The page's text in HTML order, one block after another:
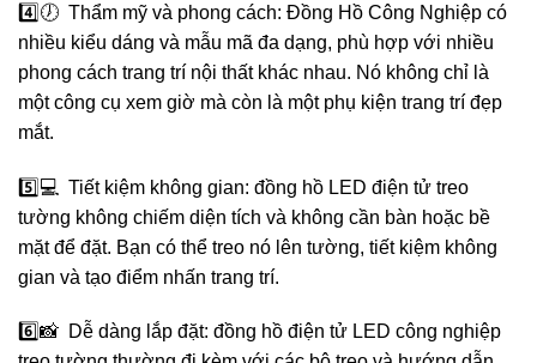
4️⃣🕖 Thẩm mỹ và phong cách: Đồng Hồ Công Nghiệp có
nhiều kiểu dáng và mẫu mã đa dạng, phù hợp với nhiều
phong cách trang trí nội thất khác nhau. Nó không chỉ là
một công cụ xem giờ mà còn là một phụ kiện trang trí đẹp
mắt.
5️⃣💻 Tiết kiệm không gian: đồng hồ LED điện tử treo
tường không chiếm diện tích và không cần bàn hoặc bề
mặt để đặt. Bạn có thể treo nó lên tường, tiết kiệm không
gian và tạo điểm nhấn trang trí.
6️⃣📸 Dễ dàng lắp đặt: đồng hồ điện tử LED công nghiệp